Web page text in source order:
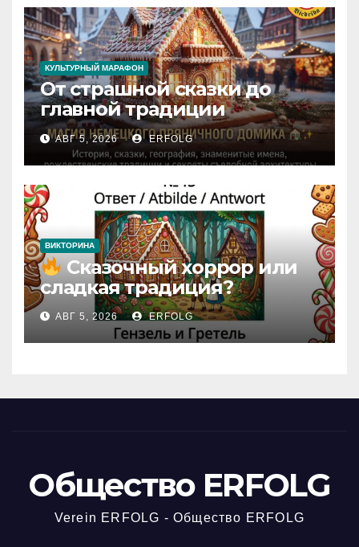
КУЛЬТУРНЫЙ МАРАФОН
От страшной сказки до
главной традиции
Рождества: секреты
немецкого пряничного
домика!
АВГ 5, 2026 ERFOLG
ВИКТОРИНА
Сказочный хоррор или
сладкая традиция?
Открываем секреты
вчерашней викторины!
АВГ 5, 2026 ERFOLG
Общество ERFOLG
Verein ERFOLG - Общество ERFOLG